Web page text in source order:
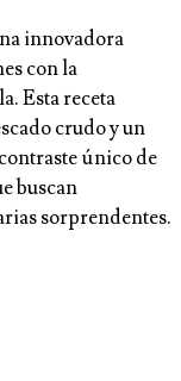
innovadora
con la
Esta receta
crudo y un
único de
buscan
sorprendentes.